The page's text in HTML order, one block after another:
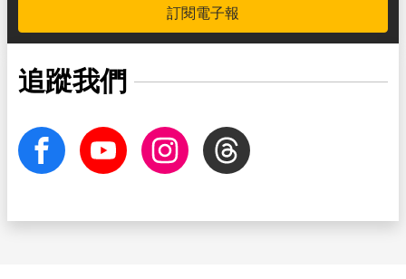
訂閱電子報
追蹤我們
facebook Youtube InstagramThreads